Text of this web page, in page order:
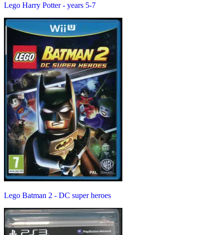
Lego Harry Potter - years 5-7
Lego Batman 2 - DC super heroes